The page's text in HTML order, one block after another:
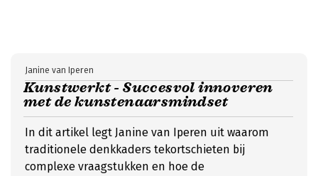
Kunstwerkt - Succesvol innoveren
met de kunstenaarsmindset
Janine van Iperen
In dit artikel legt Janine van Iperen uit waarom
traditionele denkkaders tekortschieten bij
complexe vraagstukken en hoe de